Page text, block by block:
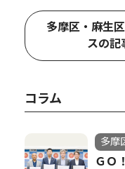
多摩区・麻生
スの記
コラム
多摩
ＧＯ